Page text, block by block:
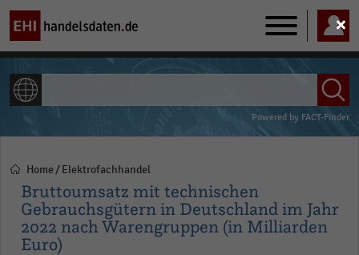
Main
navigation
Powered by FACT-Finder
Pfadnavigation
Home Elektrofachhandel
Bruttoumsatz mit technischen
Gebrauchsgütern in Deutschland im Jahr
2022 nach Warengruppen (in Milliarden
Euro)